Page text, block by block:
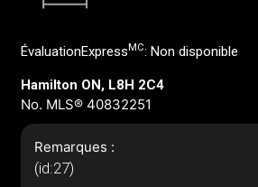
ÉvaluationExpress MC: Non disponible
Hamilton ON, L8H 2C4
No. MLS® 40832251
Remarques :
(id:27)